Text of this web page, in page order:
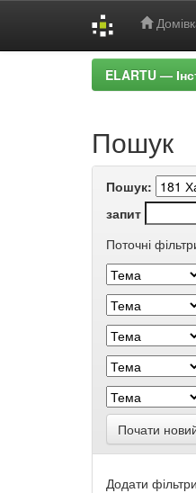
ELARTU —
Пошук
Пошук:
запит
Поточні
Почати
Додати